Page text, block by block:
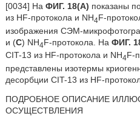
[0034] На ФИГ. 18(A) показаны
из HF-протокола и NH4F-
изображения СЭМ-
и (C) NH4F-протокола. На ФИГ.
CIT-13 из HF-протокола и NH4F-
представлены изотермы
десорбции CIT-13 из HF-
ПОДРОБНОЕ ОПИСАНИЕ
ОСУЩЕСТВЛЕНИЯ